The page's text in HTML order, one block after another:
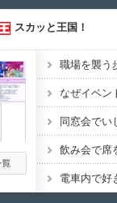
スカッと王国！